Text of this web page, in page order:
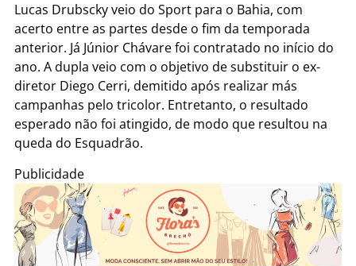
Lucas Drubscky veio do Sport para o Bahia, com
acerto entre as partes desde o fim da temporada
anterior. Já Júnior Chávare foi contratado no início do
ano. A dupla veio com o objetivo de substituir o ex-
diretor Diego Cerri, demitido após realizar más
campanhas pelo tricolor. Entretanto, o resultado
esperado não foi atingido, de modo que resultou na
queda do Esquadrão.
Publicidade